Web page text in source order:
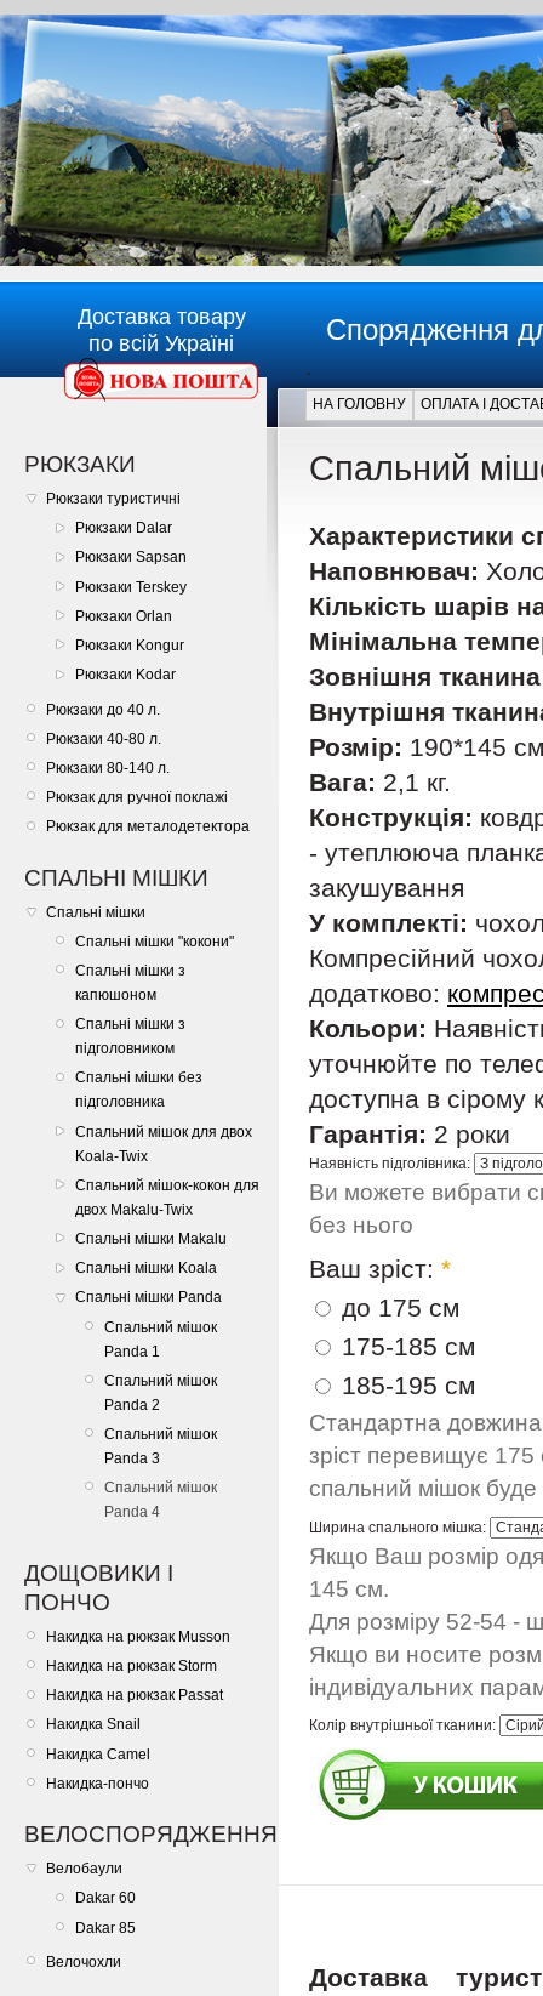
Доставка товару
по всій Україні
Спорядження
.
НА ГОЛОВНУ ОПЛАТА І
РЮКЗАКИ
Рюкзаки туристичні
Рюкзаки Dalar
Рюкзаки Sapsan
Рюкзаки Terskey
Рюкзаки Orlan
Рюкзаки Kongur
Рюкзаки Kodar
Рюкзаки до 40 л.
Рюкзаки 40-80 л.
Рюкзаки 80-140 л.
Рюкзак для ручної поклажі
Рюкзак для металодетектора
СПАЛЬНІ МІШКИ
Спальні мішки
Спальні мішки "кокони"
Спальні мішки з
капюшоном
Спальні мішки з
підголовником
Спальні мішки без
підголовника
Спальний мішок для двох
Koala-Twix
Спальний мішок-кокон для
двох Makalu-Twix
Спальні мішки Makalu
Спальні мішки Koala
Спальні мішки Panda
Спальний мішок
Panda 1
Спальний мішок
Panda 2
Спальний мішок
Panda 3
Спальний мішок
Panda 4
ДОЩОВИКИ І
ПОНЧО
Накидка на рюкзак Musson
Накидка на рюкзак Storm
Накидка на рюкзак Passat
Накидка Snail
Накидка Camel
Накидка-пончо
ВЕЛОСПОРЯДЖЕННЯ
Велобаули
Dakar 60
Dakar 85
Велочохли
Главная
Спальний
Характеристики
Наповнювач:
Кількість шарів
Мінімальна
Зовнішня
Внутрішня
Розмір: 190*145
Вага: 2,1 кг.
Конструкція:
- утеплююча
закушування
У комплекті:
Компресійний
додатково:
Кольори:
уточнюйте по
доступна в сірому
Гарантія: 2 роки
Наявність підголівника:
Ви можете вибрати
без нього
Ваш зріст: *
до 175 см
175-185 см
185-195 см
Стандартна
зріст перевищує
спальний мішок
Ширина спального мішка:
Якщо Ваш розмір
145 см.
Для розміру 52-54 -
Якщо ви носите
індивідуальних
Колір внутрішньої тканини:
Доставка